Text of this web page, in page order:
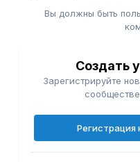
Вы должны быть
Создать
Зарегистрируйте
Регистрация